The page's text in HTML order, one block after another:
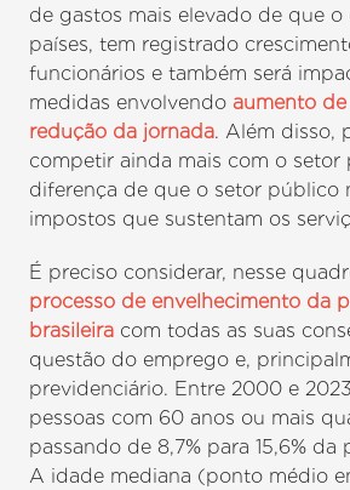
de gastos mais elevado de que o
países, tem registrado
funcionários e também será
medidas envolvendo aumento
redução da jornada. Além disso,
competir ainda mais com o setor
diferença de que o setor público
impostos que sustentam os
É preciso considerar, nesse
processo de envelhecimento da
brasileira com todas as suas
questão do emprego e,
previdenciário. Entre 2000 e
pessoas com 60 anos ou mais
passando de 8,7% para 15,6%
A idade mediana (ponto médio